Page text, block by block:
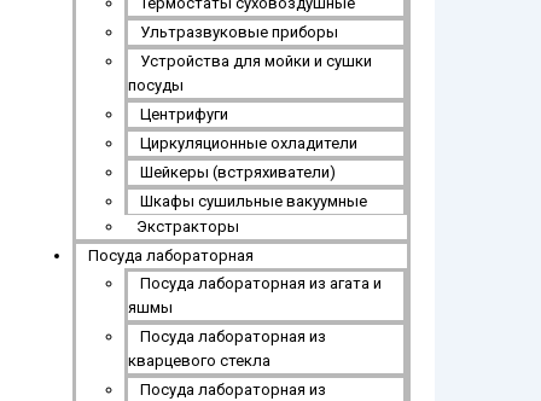
Ультразвуковые приборы
Устройства для мойки и сушки
посуды
Центрифуги
Циркуляционные охладители
Шейкеры (встряхиватели)
Шкафы сушильные вакуумные
Экстракторы
Посуда лабораторная
Посуда лабораторная из агата и
яшмы
Посуда лабораторная из
кварцевого стекла
Посуда лабораторная из